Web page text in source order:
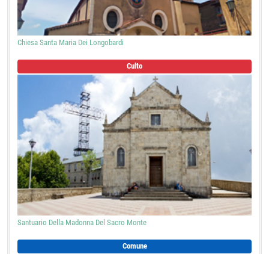
Chiesa Santa Maria Dei Longobardi
Culto
Santuario Della Madonna Del Sacro Monte
Comune